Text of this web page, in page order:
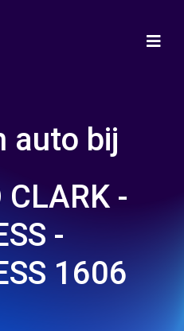
auto bij
-
-
1606